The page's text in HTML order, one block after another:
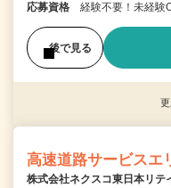
応募資格 経験不要！未経験
後で見る
高速道路サービスエ
株式会社ネクスコ東日本リ